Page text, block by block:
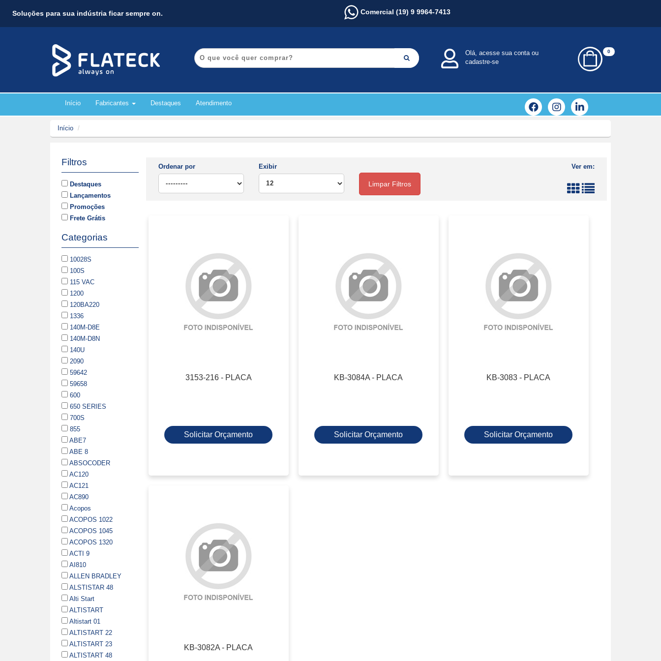
Soluções para sua indústria ficar sempre on. Comercial (19) 9 9964-7413
Olá, acesse sua conta ou
cadastre-se
0
Início Fabricantes Destaques Atendimento
Início
Filtros
Destaques
Lançamentos
Promoções
Frete Grátis
Categorias
10028S
100S
115 VAC
1200
120BA220
1336
140M-D8E
140M-D8N
140U
2090
59642
59658
600
650 SERIES
700S
855
ABE7
ABE 8
ABSOCODER
AC120
AC121
AC890
Acopos
ACOPOS 1022
ACOPOS 1045
ACOPOS 1320
ACTI 9
AI810
ALLEN BRADLEY
ALSTISTAR 48
Alti Start
ALTISTART
Altistart 01
ALTISTART 22
ALTISTART 23
ALTISTART 48
Ordenar por Exibir
Limpar Filtros
Ver em:
3153-216 - PLACA
Solicitar Orçamento
KB-3084A - PLACA
Solicitar Orçamento
KB-3083 - PLACA
Solicitar Orçamento
KB-3082A - PLACA